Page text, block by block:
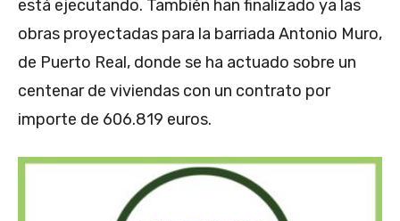
está ejecutando. También han finalizado ya las
obras proyectadas para la barriada Antonio Muro,
de Puerto Real, donde se ha actuado sobre un
centenar de viviendas con un contrato por
importe de 606.819 euros.